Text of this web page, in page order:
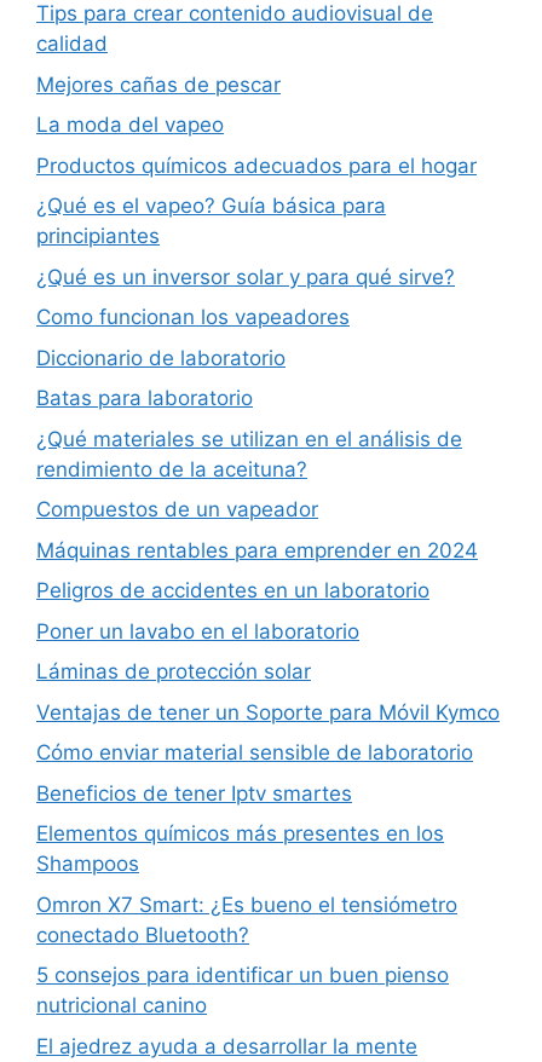
Tips para crear contenido audiovisual de
calidad
Mejores cañas de pescar
La moda del vapeo
Productos químicos adecuados para el hogar
¿Qué es el vapeo? Guía básica para
principiantes
¿Qué es un inversor solar y para qué sirve?
Como funcionan los vapeadores
Diccionario de laboratorio
Batas para laboratorio
¿Qué materiales se utilizan en el análisis de
rendimiento de la aceituna?
Compuestos de un vapeador
Máquinas rentables para emprender en 2024
Peligros de accidentes en un laboratorio
Poner un lavabo en el laboratorio
Láminas de protección solar
Ventajas de tener un Soporte para Móvil Kymco
Cómo enviar material sensible de laboratorio
Beneficios de tener Iptv smartes
Elementos químicos más presentes en los
Shampoos
Omron X7 Smart: ¿Es bueno el tensiómetro
conectado Bluetooth?
5 consejos para identificar un buen pienso
nutricional canino
El ajedrez ayuda a desarrollar la mente